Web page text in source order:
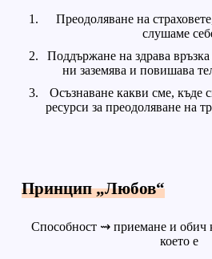
Преодоляване на
слушаме
Поддържане на здрава
ни заземява и повишава
Осъзнаване какви сме, къде
ресурси за преодоляване на
Принцип „Любов“
Способност ⇝ приемане и обич
което е